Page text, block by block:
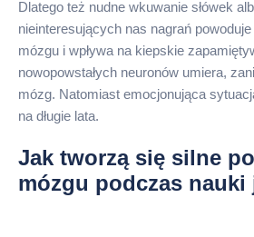
Dlatego też nudne wkuwanie słówek
nieinteresujących nas nagrań powoduje
mózgu i wpływa na kiepskie
nowopowstałych neuronów umiera,
mózg. Natomiast emocjonująca
na długie lata.
Jak tworzą się silne
mózgu podczas nauki